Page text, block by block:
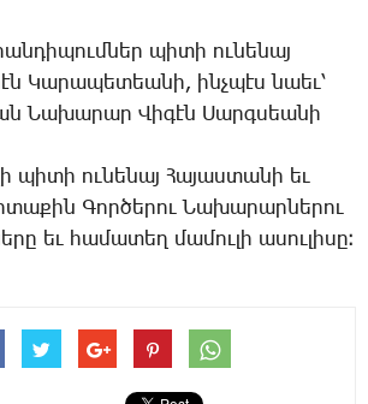
պիտի ունենայ
Կարապետեանի, ինչպէս նաեւ՝
Նախարար Վիգէն Սարգսեանի
պիտի ունենայ Հայաստանի եւ
Գործերու Նախարարներու
եւ համատեղ մամուլի ասուլիսը։